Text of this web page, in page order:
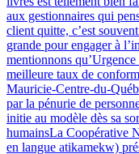
aux gestionnaires qui
client quitte, c’est
grande pour engager à
mentionnons
meilleure taux de
Mauricie-Centre-du-
par la pénurie de
initie au modèle dès sa
humainsLa Coopérative
en langue atikamekw)